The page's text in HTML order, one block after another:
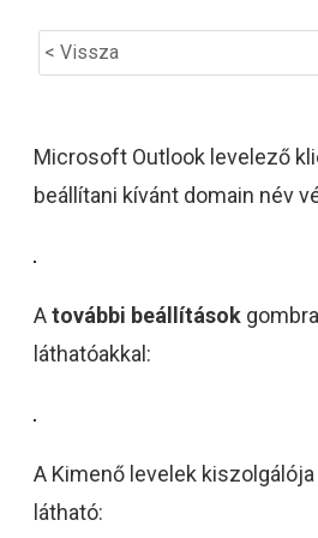
< Vissza
Microsoft Outlook levelező
beállítani kívánt domain név
Atovábbi beállítások
láthatóakkal:
A Kimenő levelek
látható: